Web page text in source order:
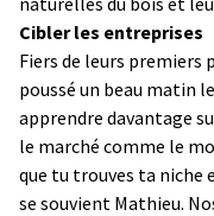
Cibler les entreprises
Fiers de leurs
poussé un beau matin
apprendre davantage
le marché comme le
que tu trouves ta niche
se souvient Mathieu.